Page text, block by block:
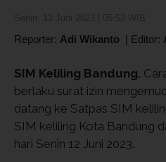
Reporter: Adi Wikanto | Editor:
SIM Keliling Bandung.
berlaku surat izin
datang ke Satpas SIM
SIM keliling Kota Bandung
hari Senin 12 Juni 2023.